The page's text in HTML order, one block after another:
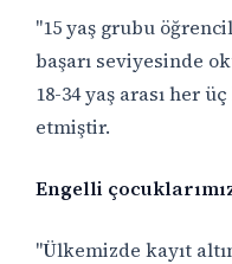
"15 yaş grubu
başarı seviyesinde
18-34 yaş arası her
etmiştir.
Engelli
"Ülkemizde kayıt